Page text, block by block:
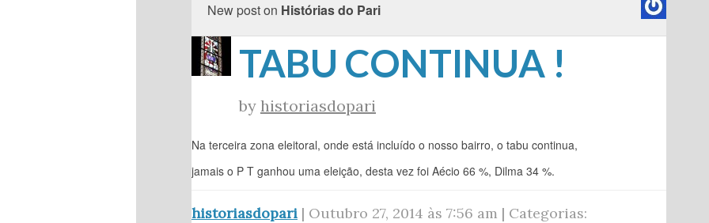
New post on Histórias do Pari
TABU CONTINUA !
by historiasdopari
Na terceira zona eleitoral, onde está incluído o nosso bairro, o tabu continua,
jamais o P T ganhou uma eleição, desta vez foi Aécio 66 %, Dilma 34 %.
historiasdopari | Outubro 27, 2014 às 7:56 am | Categorias: